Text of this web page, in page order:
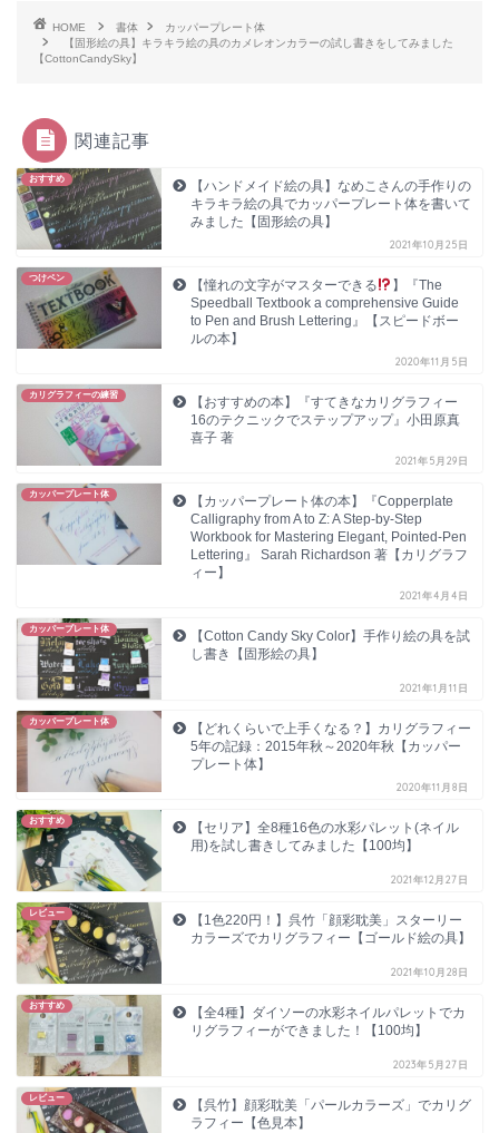
HOME 書体
カッパープレート体
【固形絵の具】キラキラ絵の具のカメレオンカラーの試し書きをしてみました
【CottonCandySky】
関連記事
おすすめ
【ハンドメイド絵の具】なめこさんの手作りの
キラキラ絵の具でカッパープレート体を書いて
みました【固形絵の具】
2021年10月25日
つけペン 【憧れの文字がマスターできる
】『The
Speedball Textbook a comprehensive Guide
to Pen and Brush Lettering』【スピードボー
ルの本】
2020年11月5日
カリグラフィーの練習
【おすすめの本】『すてきなカリグラフィー
16のテクニックでステップアップ』小田原真
喜子 著
2021年5月29日
カッパープレート体
【カッパープレート体の本】『Copperplate
Calligraphy from A to Z: A Step-by-Step
Workbook for Mastering Elegant, Pointed-Pen
Lettering』 Sarah Richardson 著【カリグラフ
ィー】
2021年4月4日
カッパープレート体
【Cotton Candy Sky Color】手作り絵の具を試
し書き【固形絵の具】
2021年1月11日
カッパープレート体
【どれくらいで上手くなる？】カリグラフィー
5年の記録：2015年秋～2020年秋【カッパー
プレート体】
2020年11月8日
おすすめ
【セリア】全8種16色の水彩パレット(ネイル
用)を試し書きしてみました【100均】
2021年12月27日
レビュー
【1色220円！】呉竹「顔彩耽美」スターリー
カラーズでカリグラフィー【ゴールド絵の具】
2021年10月28日
おすすめ
【全4種】ダイソーの水彩ネイルパレットでカ
リグラフィーができました！【100均】
2023年5月27日
レビュー
【呉竹】顔彩耽美「パールカラーズ」でカリグ
ラフィー【色見本】